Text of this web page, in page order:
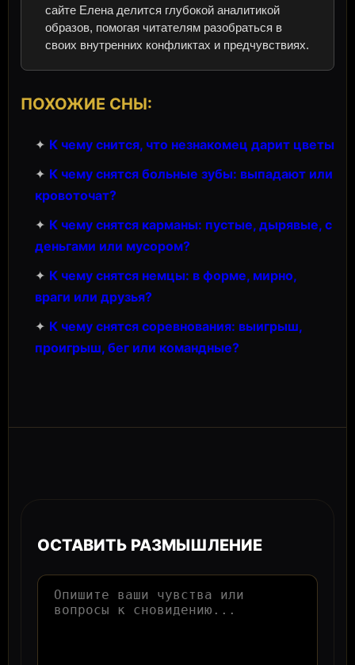
сайте Елена делится глубокой аналитикой
образов, помогая читателям разобраться в
своих внутренних конфликтах и предчувствиях.
ПОХОЖИЕ СНЫ:
✦ К чему снится, что незнакомец дарит цветы
✦ К чему снятся больные зубы: выпадают или
кровоточат?
✦ К чему снятся карманы: пустые, дырявые, с
деньгами или мусором?
✦ К чему снятся немцы: в форме, мирно,
враги или друзья?
✦ К чему снятся соревнования: выигрыш,
проигрыш, бег или командные?
ОСТАВИТЬ РАЗМЫШЛЕНИЕ